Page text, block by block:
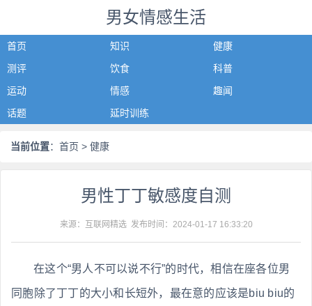
男女情感生活
首页 知识
健康
测评
饮食
科普
运动
情感
趣闻
话题
延时训练
当前位置： 首页 > 健康
男性丁丁敏感度自测
来源：互联网精选 发布时间： 2024-01-17 16:33:20
在这个“男人不可以说不行”的时代，相信在座各位男
同胞除了丁丁的大小和长短外，最在意的应该是biu biu的